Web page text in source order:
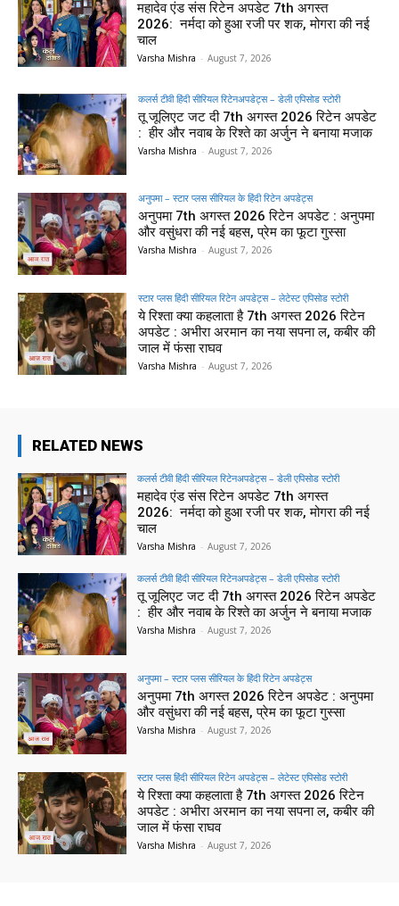
महादेव एंड संस रिटेन अपडेट 7th अगस्त
2026: नर्मदा को हुआ रजी पर शक, मोगरा की नई
चाल
Varsha Mishra - August 7, 2026
कलर्स टीवी हिंदी सीरियल रिटेनअपडेट्स – डेली एपिसोड स्टोरी
तू जूलिएट जट दी 7th अगस्त 2026 रिटेन अपडेट
: हीर और नवाब के रिश्ते का अर्जुन ने बनाया मजाक
Varsha Mishra - August 7, 2026
अनुपमा – स्टार प्लस सीरियल के हिंदी रिटेन अपडेट्स
अनुपमा 7th अगस्त 2026 रिटेन अपडेट : अनुपमा
और वसुंधरा की नई बहस, प्रेम का फूटा गुस्सा
Varsha Mishra - August 7, 2026
स्टार प्लस हिंदी सीरियल रिटेन अपडेट्स – लेटेस्ट एपिसोड स्टोरी
ये रिश्ता क्या कहलाता है 7th अगस्त 2026 रिटेन
अपडेट : अभीरा अरमान का नया सपना ल, कबीर की
जाल में फंसा राघव
Varsha Mishra - August 7, 2026
RELATED NEWS
कलर्स टीवी हिंदी सीरियल रिटेनअपडेट्स – डेली एपिसोड स्टोरी
महादेव एंड संस रिटेन अपडेट 7th अगस्त
2026: नर्मदा को हुआ रजी पर शक, मोगरा की नई
चाल
Varsha Mishra - August 7, 2026
कलर्स टीवी हिंदी सीरियल रिटेनअपडेट्स – डेली एपिसोड स्टोरी
तू जूलिएट जट दी 7th अगस्त 2026 रिटेन अपडेट
: हीर और नवाब के रिश्ते का अर्जुन ने बनाया मजाक
Varsha Mishra - August 7, 2026
अनुपमा – स्टार प्लस सीरियल के हिंदी रिटेन अपडेट्स
अनुपमा 7th अगस्त 2026 रिटेन अपडेट : अनुपमा
और वसुंधरा की नई बहस, प्रेम का फूटा गुस्सा
Varsha Mishra - August 7, 2026
स्टार प्लस हिंदी सीरियल रिटेन अपडेट्स – लेटेस्ट एपिसोड स्टोरी
ये रिश्ता क्या कहलाता है 7th अगस्त 2026 रिटेन
अपडेट : अभीरा अरमान का नया सपना ल, कबीर की
जाल में फंसा राघव
Varsha Mishra - August 7, 2026